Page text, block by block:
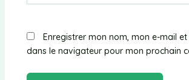
Enregistrer mon nom, mon e-mail
dans le navigateur pour mon prochain